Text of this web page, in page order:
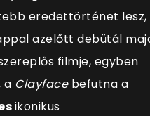
eredettörténet lesz,
azelőtt debütál
filmje, egyben
a Clayfacebefutna a
ikonikus